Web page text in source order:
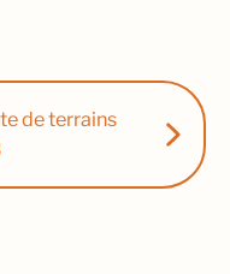
de terrains